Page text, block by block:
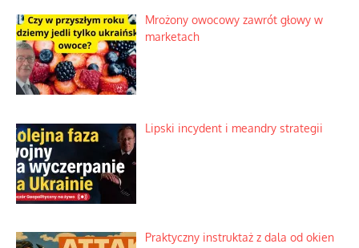
Mrożony owocowy zawrót głowy w
marketach
Lipski incydent i meandry strategii
Praktyczny instruktaż z dala od okien